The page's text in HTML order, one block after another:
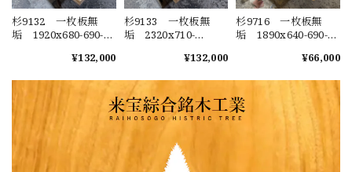
杉9132 一枚板無
垢 1920x680-690-
材 センターテーブ
装 テーブル板
¥132,000
杉9133 一枚板無
垢 2320x710-
材 センターテーブ
ブル ウレタン塗
装 セラウッド塗
装 テーブル板
¥132,000
杉9716 一枚板無
垢 1890x640-690-
材 センターテーブ
ッド塗装 テーブル
板
¥66,000